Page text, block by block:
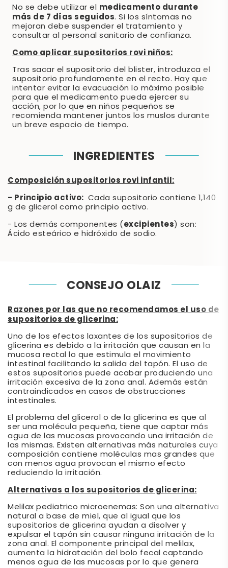
No se debe utilizar el medicamento durante
más de 7 días seguidos. Si los síntomas no
mejoran debe suspender el tratamiento y
consultar al personal sanitario de confianza.
Como aplicar supositorios rovi niños:
Tras sacar el supositorio del blister, introduzca el
supositorio profundamente en el recto. Hay que
intentar evitar la evacuación lo máximo posible
para que el medicamento pueda ejercer su
acción, por lo que en niños pequeños se
recomienda mantener juntos los muslos durante
un breve espacio de tiempo.
INGREDIENTES
Composición supositorios rovi infantil:
- Principio activo: Cada supositorio contiene 1,140
g de glicerol como principio activo.
- Los demás componentes (excipientes) son:
Ácido esteárico e hidróxido de sodio.
CONSEJO OLAIZ
Razones por las que no recomendamos el uso de
supositorios de glicerina:
Uno de los efectos laxantes de los supositorios de
glicerina es debido a la irritación que causan en la
mucosa rectal lo que estimula el movimiento
intestinal facilitando la salida del tapón. El uso de
estos supositorios puede acabar produciendo una
irritación excesiva de la zona anal. Además están
contraindicados en casos de obstrucciones
intestinales.
El problema del glicerol o de la glicerina es que al
ser una molécula pequeña, tiene que captar más
agua de las mucosas provocando una irritación de
las mismas. Existen alternativas más naturales cuya
composición contiene moléculas mas grandes que
con menos agua provocan el mismo efecto
reduciendo la irritación.
Alternativas a los supositorios de glicerina:
Melilax pediatrico microenemas: Son una alternativa
natural a base de miel, que al igual que los
supositorios de glicerina ayudan a disolver y
expulsar el tapón sin causar ninguna irritación de la
zona anal. El componente principal del melilax,
aumenta la hidratación del bolo fecal captando
menos agua de las mucosas por lo que genera